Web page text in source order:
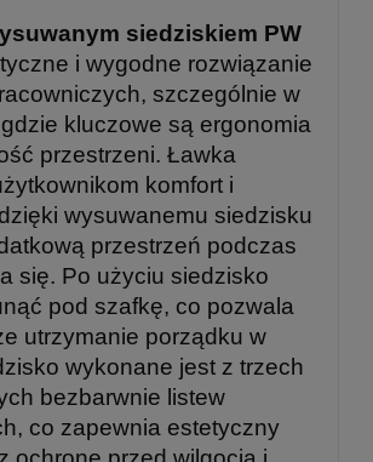
siedziskiem PW
i wygodne rozwiązanie
szczególnie w
kluczowe są ergonomia
przestrzeni. Ławka
komfort i
wysuwanemu siedzisku
przestrzeń podczas
się. Po użyciu siedzisko
pod szafkę, co pozwala
utrzymanie porządku w
wykonane jest z trzech
bezbarwnie listew
co zapewnia estetyczny